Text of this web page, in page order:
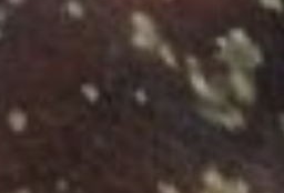
stocker des informations sur les
à l'observation continue de ses
pouvons connaître les habitudes de
liées au profil de navigation de